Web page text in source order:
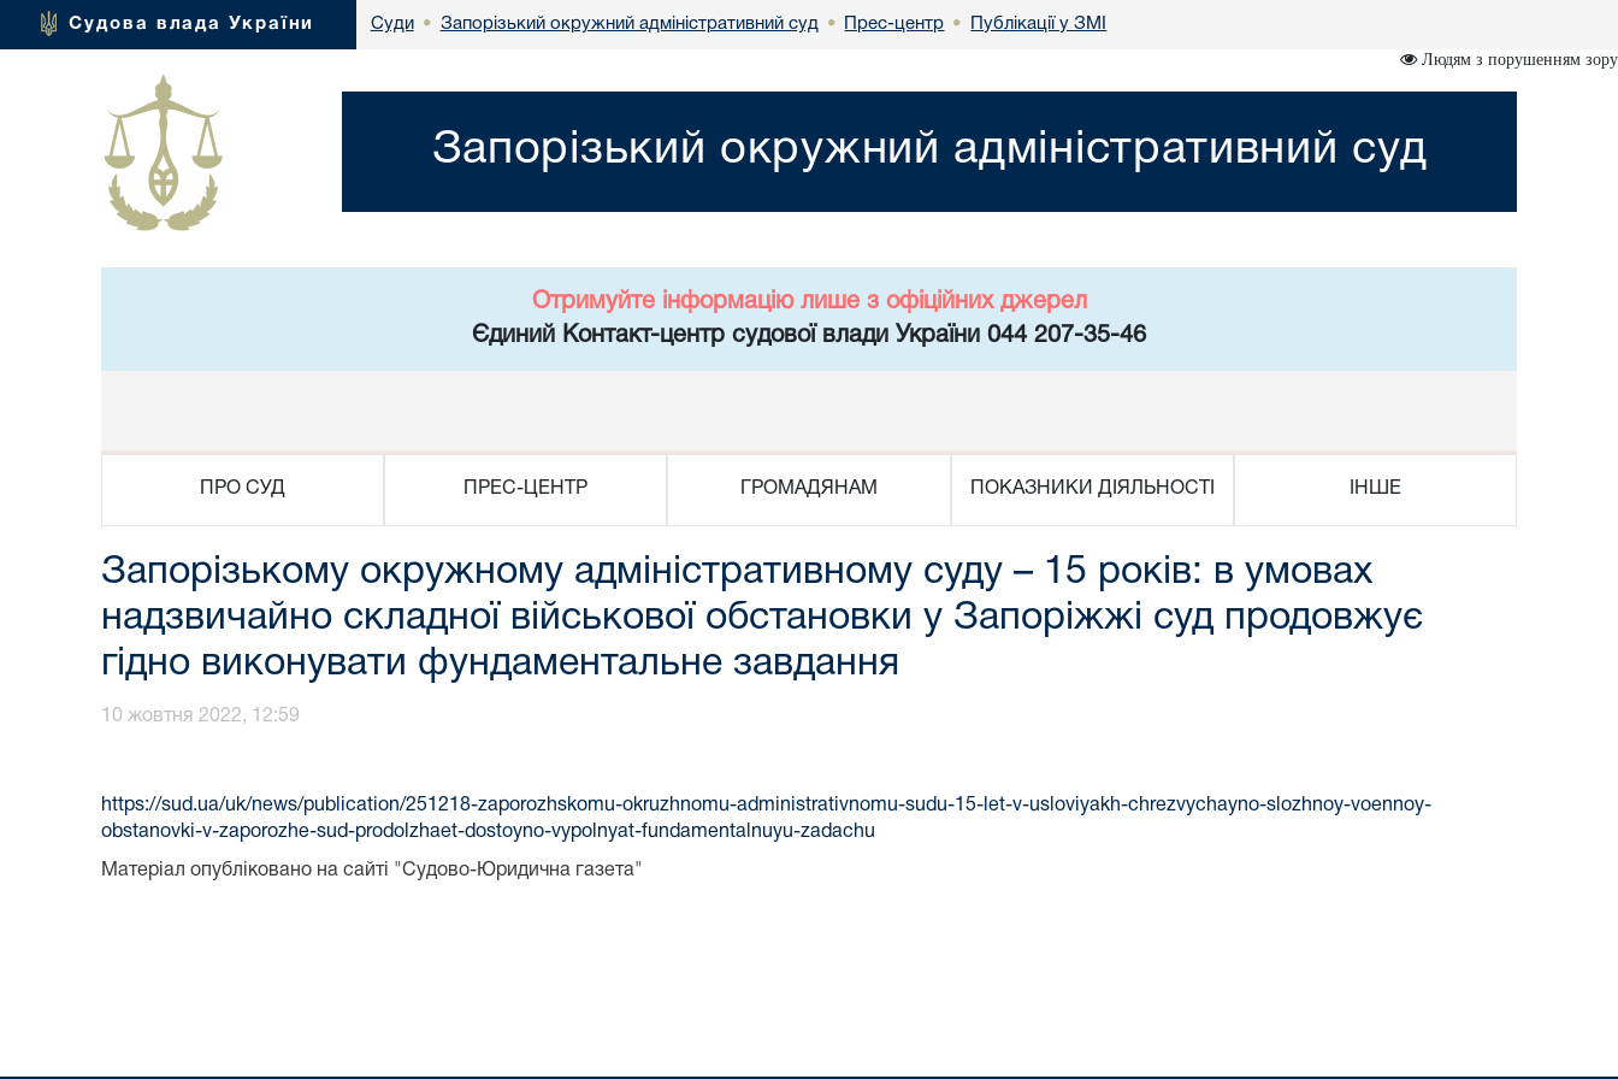
Судова влада України Суди • Запорізький окружний адміністративний суд • Прес-центр • Публікації у ЗМІ
Людям з порушенням зору
Запорізький окружний адміністративний суд
Отримуйте інформацію лише з офіційних джерел
Єдиний Контакт-центр судової влади України 044 207-35-46
ПРО СУД ПРЕС-ЦЕНТР ГРОМАДЯНАМ ПОКАЗНИКИ ДІЯЛЬНОСТІ ІНШЕ
Запорізькому окружному адміністративному суду – 15 років: в умовах
надзвичайно складної військової обстановки у Запоріжжі суд продовжує
гідно виконувати фундаментальне завдання
10 жовтня 2022, 12:59
https://sud.ua/uk/news/publication/251218-zaporozhskomu-okruzhnomu-administrativnomu-sudu-15-let-v-usloviyakh-chrezvychayno-slozhnoy-voennoy-
obstanovki-v-zaporozhe-sud-prodolzhaet-dostoyno-vypolnyat-fundamentalnuyu-zadachu
Матеріал опубліковано на сайті "Судово-Юридична газета"